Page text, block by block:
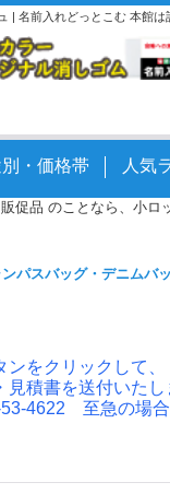
| 名前入れどっとこむ 本館
・価格帯 人気
促品 のことなら、小
パスバッグ・デニムバ
をクリックして、
積書を送付いたし
4622 至急の場合